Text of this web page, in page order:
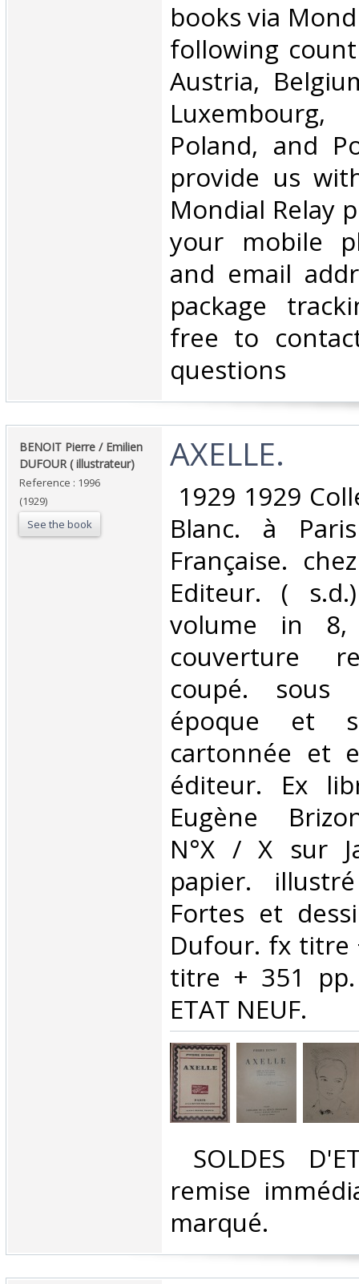
books via
following
Austria,
Poland, and
provide us
Mondial Relay
your mobile
and email
package
free to
questions‎
‎BENOIT Pierre / Emilien
DUFOUR ( illustrateur)‎
Reference : 1996
(1929)
See the book
‎AXELLE.‎
1929 1929
Blanc. à
Française.
Editeur. (
volume in 8,
couverture
coupé. sous
époque et
cartonnée et
éditeur. Ex
Eugène
N°X / X sur
papier.
Fortes et
Dufour. fx titre
titre + 351 pp.
ETAT NEUF.‎
SOLDES
remise
marqué.‎